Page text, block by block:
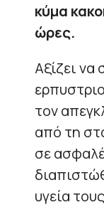
κύμα
ώρες.
Αξίζει να
τον
από τη
σε
υγεία